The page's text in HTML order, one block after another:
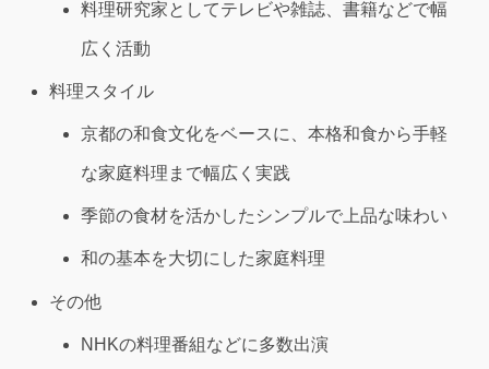
料理研究家としてテレビや雑誌、書籍などで幅
広く活動
料理スタイル
京都の和食文化をベースに、本格和食から手軽
な家庭料理まで幅広く実践
季節の食材を活かしたシンプルで上品な味わい
和の基本を大切にした家庭料理
その他
NHKの料理番組などに多数出演